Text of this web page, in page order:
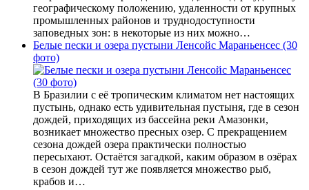
географическому положению, удаленности от крупных
промышленных районов и труднодоступности
заповедных зон: в некоторые из них можно…
Белые пески и озера пустыни Ленсойс Мараньенсес (30
фото)
В Бразилии с её тропическим климатом нет настоящих
пустынь, однако есть удивительная пустыня, где в сезон
дождей, приходящих из бассейна реки Амазонки,
возникает множество пресных озер. С прекращением
сезона дождей озера практически полностью
пересыхают. Остаётся загадкой, каким образом в озёрах
в сезон дождей тут же появляется множество рыб,
крабов и…